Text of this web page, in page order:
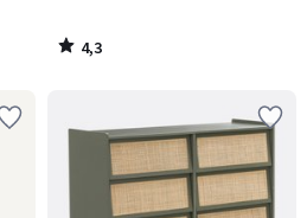
4,3
/